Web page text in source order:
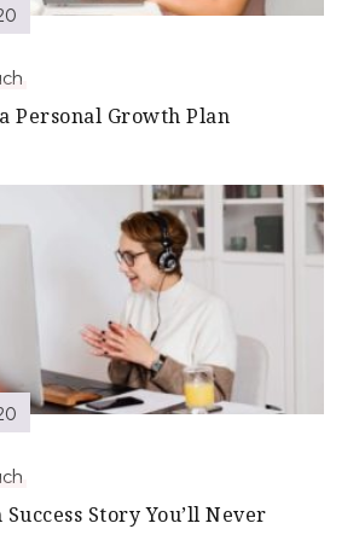
Personal Growth Plan
Story You’ll Never